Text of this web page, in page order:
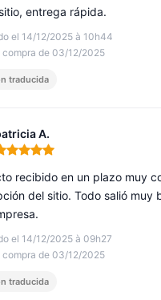
el 14/12/2025 à 10h44
compra de 03/12/2025
entrega rápida.
traducida
A.
5 de 5
el 14/12/2025 à 09h27
compra de 03/12/2025
recibido en un plazo muy
del sitio. Todo salió muy
traducida